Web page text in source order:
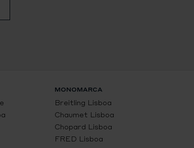
MONOMARCA
Breitling Lisboa
Chaumet Lisboa
Chopard Lisboa
FRED Lisboa